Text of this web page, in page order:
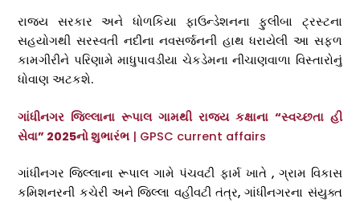
રાજ્ય સરકાર અને ધોળકિયા ફાઉન્ડેશનના ફુલીબા ટ્રસ્ટના
સહયોગથી સરસ્વતી નદીના નવસર્જનની હાથ ધરાયેલી આ સફળ
કામગીરીને પરિણામે માધુપાવડીયા ચેકડેમના નીચાણવાળા વિસ્તારોનું
ધોવાણ અટકશે.
ગાંધીનગર જિલ્લાના રૂપાલ ગામથી રાજ્ય કક્ષાના “સ્વચ્છતા હી
સેવા” 2025નો શુભારંભ | GPSC current affairs
ગાંધીનગર જિલ્લાના રૂપાલ ગામે પંચવટી ફાર્મ ખાતે , ગ્રામ વિકાસ
કમિશનરની કચેરી અને જિલ્લા વહીવટી તંત્ર, ગાંધીનગરના સંયુક્ત